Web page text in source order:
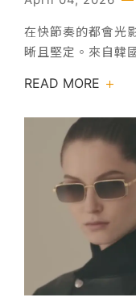
計語言的喧嘩。
為基礎，透過
線條更乾淨、比例
正式場合皆可配戴
性化，卻耐看耐
更貼臉、不厚重。
戴的日常款式。
計，但在
持極度輕盈。大框
容的風格選擇。適
舒適度的人。
較柔軟的視覺語
巧而安靜。不追求
在快節奏的都會光
晰且堅定。來自韓
硬冷的建築美學揉
讓眼鏡不再只是配
粹而強烈的當代感
Ray 等時尚指標在
擇。身為台南眼鏡
晏光學深度合作，
將首爾最前線的設
的佩戴者，都能在
專屬框型。這不
的極致追求。 型號
READ MORE